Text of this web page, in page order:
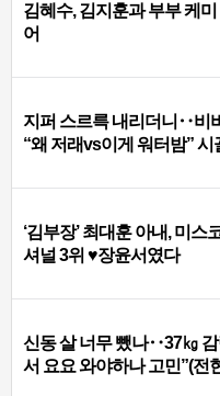
김혜수, 김지훈과 부부 케미
어
지퍼 스르륵 내리더니‥비
“왜 저래vs이게 워터밤” 시
‘김부장’ 최대훈 아내, 미스
셔널 3위 ♥장윤서였다
신동 살 너무 뺐나‥37㎏
서 요요 와야하나 고민”(전